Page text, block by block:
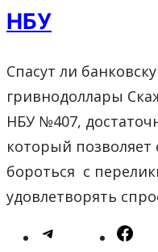
НБУ
Спасут ли
гривнодоллары
НБУ №407,
который
бороться с
удовлетворять